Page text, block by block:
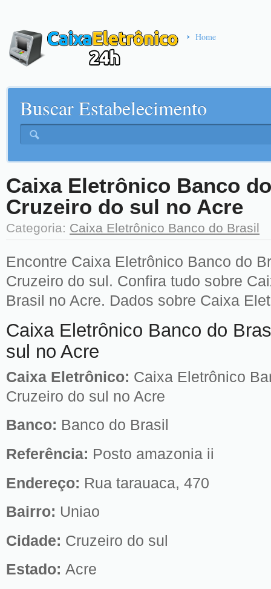
Home
Buscar Estabelecimento
Caixa Eletrônico Banco
Cruzeiro do sul no Acre
Categoria: Caixa Eletrônico Banco do Brasil
Encontre Caixa Eletrônico Banco do
Cruzeiro do sul. Confira tudo sobre
Brasil no Acre. Dados sobre Caixa
Caixa Eletrônico Banco do
sul no Acre
Caixa Eletrônico: Caixa Eletrônico
Cruzeiro do sul no Acre
Banco: Banco do Brasil
Referência: Posto amazonia ii
Endereço: Rua tarauaca, 470
Bairro: Uniao
Cidade: Cruzeiro do sul
Estado: Acre